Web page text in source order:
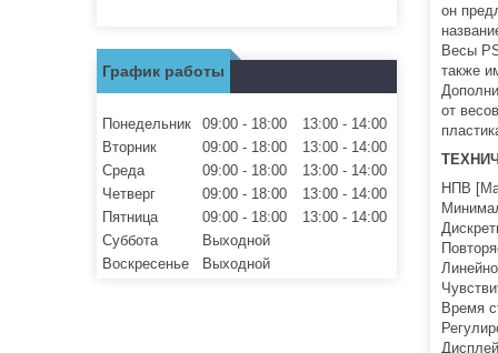
он
Весы
также
от
НПВ
Время
График работы
Понедельник 09:00 18:00 13:00
14:00
Вторник
09:00 18:00 13:00
14:00
Среда
09:00 18:00 13:00
14:00
Четверг
09:00 18:00 13:00
14:00
Пятница
09:00 18:00 13:00
14:00
Суббота
Выходной
Воскресенье
Выходной